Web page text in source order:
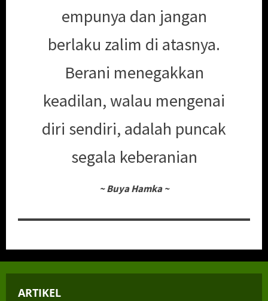
empunya dan jangan
berlaku zalim di atasnya.
Berani menegakkan
keadilan, walau mengenai
diri sendiri, adalah puncak
segala keberanian
~ Buya Hamka ~
ARTIKEL